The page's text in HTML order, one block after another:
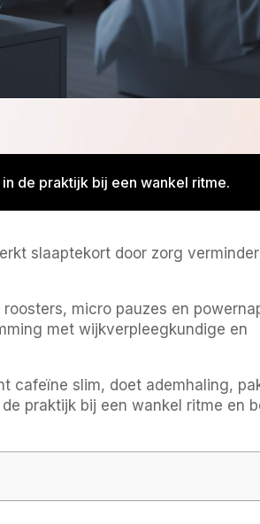
de praktijk bij een wankel ritme.
slaaptekort door zorg
micro pauzes en
met wijkverpleegkundige en
cafeïne slim, doet ademhaling,
praktijk bij een wankel ritme en